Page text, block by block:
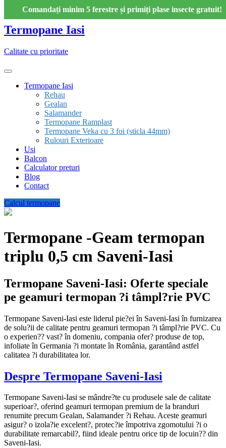
Comandați minim 5 ferestre și primiți plase insecte gratuit!
content
Termopane Iasi
Calitate cu prioritate
Termopane Iasi
Rehau
Gealan
Salamander
Termopane Ramplast
Termopane Veka cu 3 foi (sticla 44mm)
Rulouri Exterioare
Usi
Balcon
Calculator preturi
Blog
Contact
Calcul termopane
Termopane -Geam termopan
triplu 0,5 cm Saveni-Iasi
Termopane Saveni-Iasi: Oferte speciale
pe geamuri termopan ?i tâmpl?rie PVC
Termopane Saveni-Iasi este liderul pie?ei în Saveni-Iasi în furnizarea
de solu?ii de calitate pentru geamuri termopan ?i tâmpl?rie PVC. Cu
o experien?? vast? în domeniu, compania ofer? produse de top,
infoliate în Germania ?i montate în România, garantând astfel
calitatea ?i durabilitatea lor.
Despre Termopane Saveni-Iasi
Termopane Saveni-Iasi se mândre?te cu produsele sale de calitate
superioar?, oferind geamuri termopan premium de la branduri
renumite precum Gealan, Salamander ?i Rehau. Aceste geamuri
asigur? o izola?ie excelent?, protec?ie împotriva zgomotului ?i o
durabilitate remarcabil?, fiind ideale pentru orice tip de locuin?? din
Saveni-Iasi.